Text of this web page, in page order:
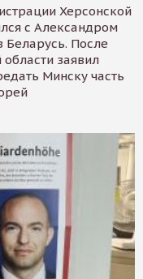
Херсонской
с Александром
Беларусь. После
заявил
Минску часть